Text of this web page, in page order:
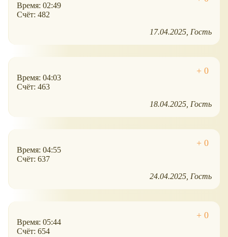
Время: 02:49
Счёт: 482
17.04.2025 Гость
Время: 04:03
Счёт: 463
18.04.2025 Гость
Время: 04:55
Счёт: 637
24.04.2025 Гость
Время: 05:44
Счёт: 654